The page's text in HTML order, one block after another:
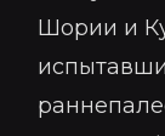
Шории и